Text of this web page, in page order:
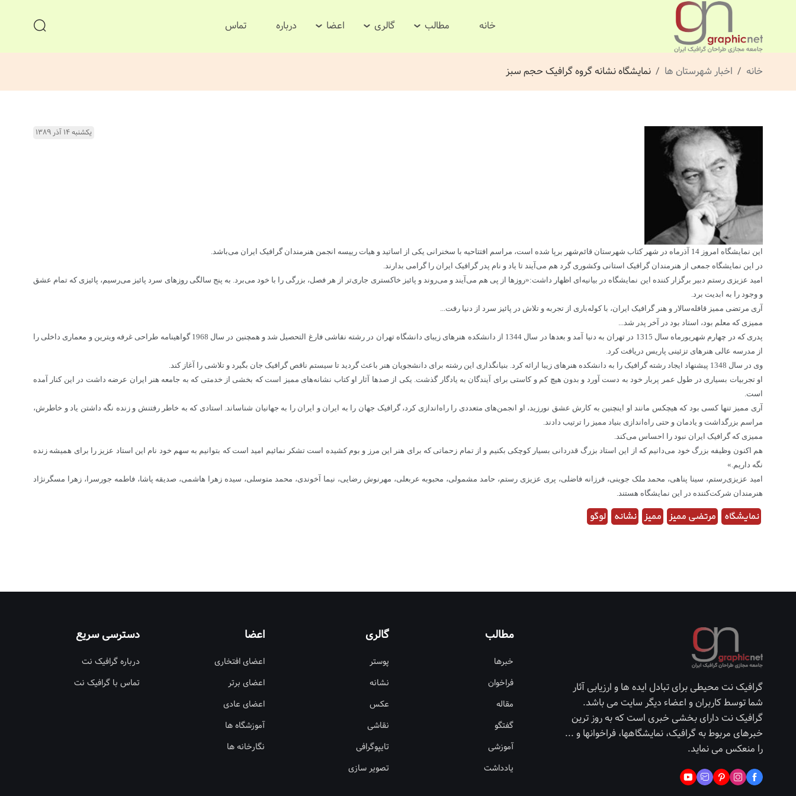
خانه مطالب گالری اعضا درباره تماس
خانه اخبار شهرستان ها نمایشگاه نشانه گروه گرافیک حجم سبز
یکشنبه ۱۴ آذر ۱۳۸۹
این نمایشگاه امروز 14 آذرماه در شهر کتاب شهرستان قائم‌شهر برپا شده است، مراسم افتتاحیه با سخنرانی یکی از اساتید و هیات رییسه انجمن هنرمندان گرافیک ایران می‌باشد.
در این نمایشگاه جمعی از هنرمندان گرافیک استانی وکشوری گرد هم می‌آیند تا یاد و نام پدر گرافیک ایران را گرامی بدارند.
امید عزیزی رستم دبیر برگزار کننده این نمایشگاه در بیانیه‌ای اظهار داشت:«روزها از پی هم می‌آیند و می‌روند و پائیز خاکستری جاری‌تر از هر فصل، بزرگی را با خود می‌برد. به پنج سالگی‌ روزهای سرد پائیز می‌رسیم، پائیزی که تمام عشق
و وجود را به ابدیت برد.
آری مرتضی ممیز قافله‌سالار و هنر گرافیک ایران، با کوله‌باری از تجربه و تلاش در پائیز سرد از دنیا رفت...
ممیزی که معلم بود، استاد بود در آخر پدر شد...
پدری که در چهارم شهریورماه سال 1315 در تهران به دنیا آمد و بعدها در سال 1344 از دانشکده هنرهای زیبای دانشگاه تهران در رشته نقاشی فارغ التحصیل شد و همچنین در سال 1968 گواهینامه طراحی غرفه ویترین و معماری داخلی را
از مدرسه عالی هنرهای تزئینی پاریس دریافت کرد.
وی در سال 1348 پیشنهاد ایجاد رشته گرافیک را به دانشکده هنرهای زیبا ارائه کرد. بنیانگذاری این رشته برای دانشجویان هنر باعث گردید تا سیستم ناقص گرافیک جان بگیرد و تلاشی را آغاز کند.
او تجربیات بسیاری در طول عمر پربار خود به دست آورد و بدون هیچ کم و کاستی برای آیندگان به یادگار گذشت. یکی از صدها آثار او کتاب نشانه‌های ممیز است که بخشی از خدمتی که به جامعه هنر ایران عرضه داشت در این کنار آمده
است.
آری ممیز تنها کسی بود که هیچکس مانند او اینچنین به کارش عشق نورزید، او انجمن‌های متعددی را راه‌اندازی کرد، گرافیک جهان را به ایران و ایران را به جهانیان شناساند. استادی که به خاطر رفتنش و زنده نگه داشتن یاد و خاطرش،
مراسم بزرگداشت و یادمان و حتی راه‌اندازی بنیاد ممیز را ترتیب دادند.
ممیزی که گرافیک ایران نبود را احساس می‌کند.
هم اکنون وظیفه بزرگ خود می‌دانیم که از این استاد بزرگ قدردانی بسیار کوچکی بکنیم و از تمام زحماتی که برای هنر این مرز و بوم کشیده است تشکر نمائیم امید است که بتوانیم به سهم خود نام این استاد عزیز را برای همیشه زنده
نگه داریم.»
امید عزیزی‌رستم، سینا پناهی، محمد ملک جوینی، فرزانه فاضلی، پری عزیزی رستم، حامد مشمولی، محبوبه عربعلی، مهرنوش رضایی، نیما آخوندی، محمد متوسلی، سیده زهرا هاشمی، صدیقه پاشا، فاطمه جورسرا، زهرا مسگرنژاد
هنرمندان شرکت‌کننده در این نمایشگاه هستند.
نمایشگاه مرتضی ممیز ممیز نشانه لوگو
گرافیک نت محیطی برای تبادل ایده ها و ارزیابی آثار
شما توسط کاربران و اعضاء دیگر سایت می باشد.
گرافیک نت دارای بخشی خبری است که به روز ترین
خبرهای مربوط به گرافیک، نمایشگاهها، فراخوانها و ...
را منعکس می نماید.
مطالب
خبرها
فراخوان
مقاله
گفتگو
آموزشی
یادداشت
گالری
پوستر
نشانه
عکس
نقاشی
تایپوگرافی
تصویر سازی
اعضا
اعضای افتخاری
اعضای برتر
اعضای عادی
آموزشگاه ها
نگارخانه ها
دسترسی سریع
درباره گرافیک نت
تماس با گرافیک نت